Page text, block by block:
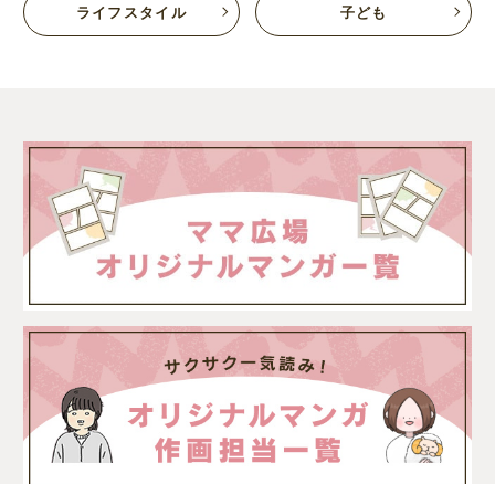
ライフスタイル 子ども